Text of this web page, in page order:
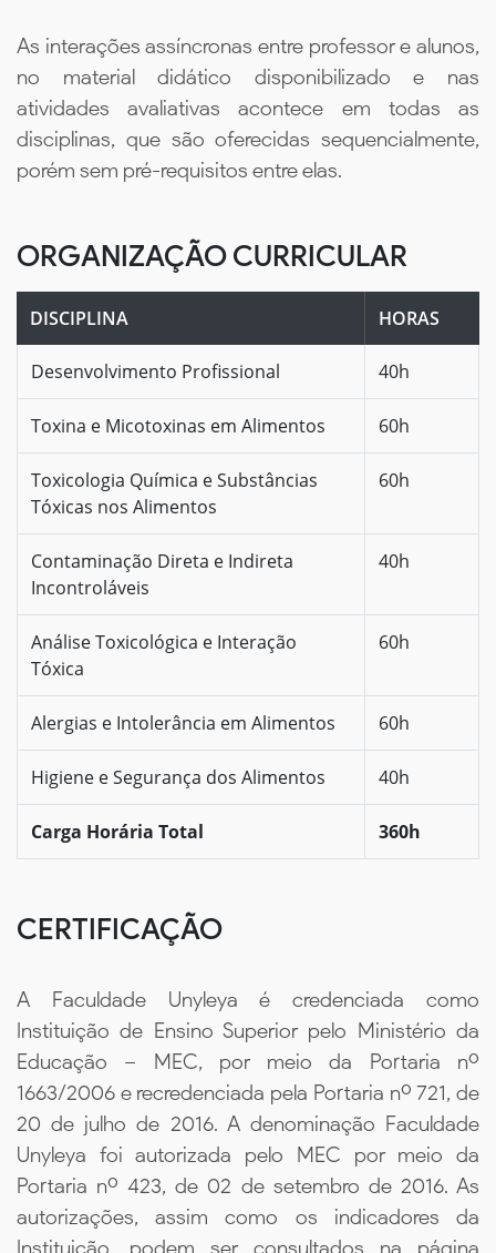
As interações assíncronas entre professor e alunos,
no material didático disponibilizado e nas
atividades avaliativas acontece em todas as
disciplinas, que são oferecidas sequencialmente,
porém sem pré-requisitos entre elas.
ORGANIZAÇÃO CURRICULAR
DISCIPLINA HORAS
Desenvolvimento Profissional 40h
Toxina e Micotoxinas em Alimentos 60h
Toxicologia Química e Substâncias
Tóxicas nos Alimentos
60h
Contaminação Direta e Indireta
Incontroláveis
40h
Análise Toxicológica e Interação
Tóxica
60h
Alergias e Intolerância em Alimentos 60h
Higiene e Segurança dos Alimentos 40h
Carga Horária Total 360h
CERTIFICAÇÃO
A Faculdade Unyleya é credenciada como
Instituição de Ensino Superior pelo Ministério da
Educação – MEC, por meio da Portaria nº
1663/2006 e recredenciada pela Portaria nº 721, de
20 de julho de 2016. A denominação Faculdade
Unyleya foi autorizada pelo MEC por meio da
Portaria nº 423, de 02 de setembro de 2016. As
autorizações, assim como os indicadores da
Instituição, podem ser consultados na página